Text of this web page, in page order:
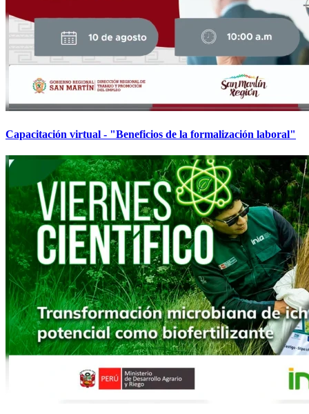
Capacitación virtual - "Beneficios de la formalización laboral"